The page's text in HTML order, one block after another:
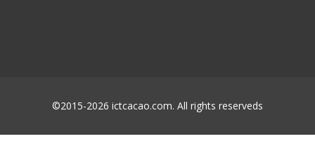
©2015-2026 ictcacao.com. All rights reserveds